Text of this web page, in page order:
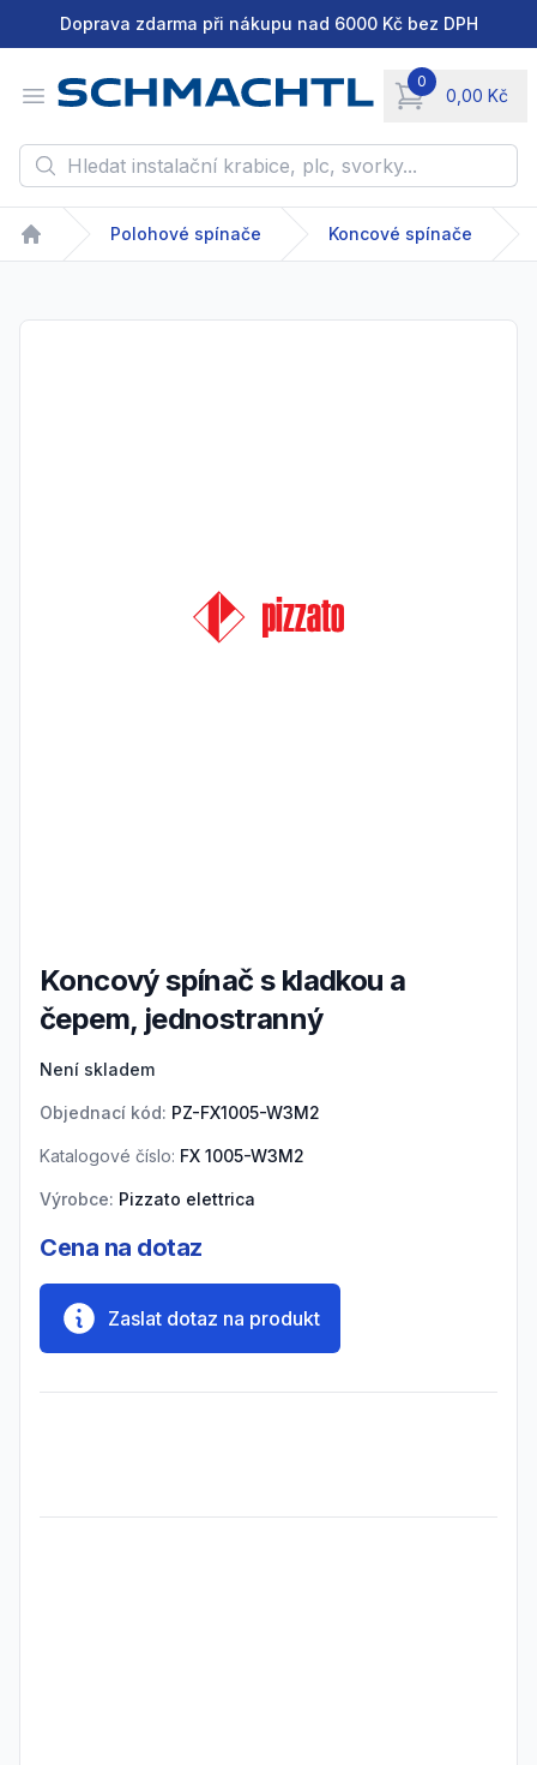
Doprava zdarma při nákupu nad 6000 Kč bez DPH
Open menu
0
0,00 Kč
items in cart,
Hledat instalační krabice, plc, svorky...
Home
Polohové spínače Koncové spínače
Koncový spínač s kladkou a
čepem, jednostranný
Není skladem
Objednací kód: PZ-FX1005-W3M2
Katalogové číslo: FX 1005-W3M2
Výrobce: Pizzato elettrica
Cena na dotaz
Zaslat dotaz na produkt